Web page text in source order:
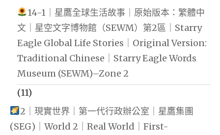
14-1｜星鷹全球生活故事｜原始版本：繁體中
文｜星空文字博物館（SEWM）第2區｜Starry
Eagle Global Life Stories｜Original Version:
Traditional Chinese｜Starry Eagle Words
Museum (SEWM)–Zone 2
(11)
2｜現實世界｜第一代行政辦公室｜星鷹集團
(SEG)｜World 2｜Real World｜First-